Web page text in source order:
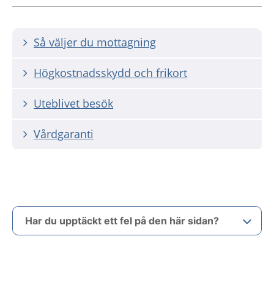
Så väljer du mottagning
Högkostnadsskydd och frikort
Uteblivet besök
Vårdgaranti
Har du upptäckt ett fel på den här sidan?